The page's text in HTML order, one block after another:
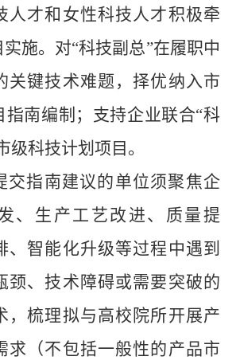
人才和女性科技人才积极牵
实施。对“科技副总”在履职中
关键技术难题，择优纳入市
指南编制；支持企业联合“科
级科技计划项目。
交指南建议的单位须聚焦企
、生产工艺改进、质量提
、智能化升级等过程中遇到
颈、技术障碍或需要突破的
，梳理拟与高校院所开展产
求（不包括一般性的产品市